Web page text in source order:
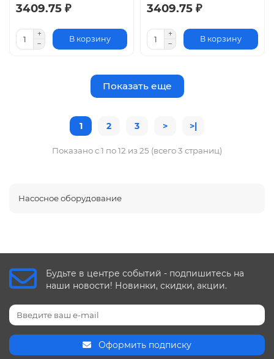
3409.75 ₽
В корзину
3409.75 ₽
В корзину
Показать еще
1 2 3 > >|
Показано с 1 по 12 из 25 (всего 3 страниц)
Насосное оборудование
Будьте в центре событий - подпишитесь на
наши новости! Новинки, скидки, акции.
Оформить подписку